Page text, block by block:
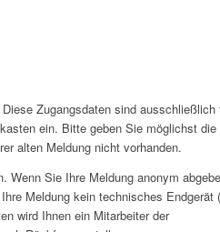
Zugangsdaten sind ausschließlich
ein. Bitte geben Sie möglichst die
alten Meldung nicht vorhanden.
Wenn Sie Ihre Meldung anonym
Meldung kein technisches Endgerät
wird Ihnen ein Mitarbeiter der